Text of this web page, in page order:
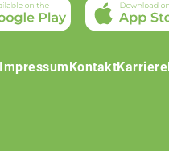
Impressum KontaktKarriere